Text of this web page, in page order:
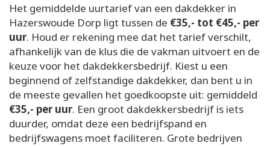
Het gemiddelde uurtarief van een dakdekker in
Hazerswoude Dorp ligt tussen de €35,- tot €45,- per
uur. Houd er rekening mee dat het tarief verschilt,
afhankelijk van de klus die de vakman uitvoert en de
keuze voor het dakdekkersbedrijf. Kiest u een
beginnend of zelfstandige dakdekker, dan bent u in
de meeste gevallen het goedkoopste uit: gemiddeld
€35,- per uur. Een groot dakdekkersbedrijf is iets
duurder, omdat deze een bedrijfspand en
bedrijfswagens moet faciliteren. Grote bedrijven